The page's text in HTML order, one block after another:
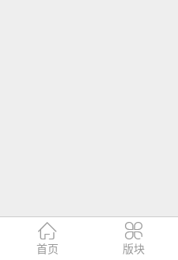

首页

版块